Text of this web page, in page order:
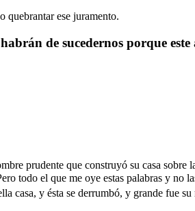
quebrantar ese juramento.
de sucedernos porque
prudente que construyó su casa
todo el que me oye estas palabras y no
casa, y ésta se derrumbó, y grande fue su